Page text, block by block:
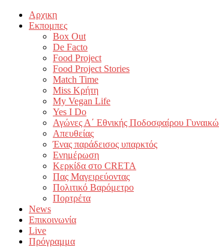
Αρχικη
Εκπομπες
Box Out
De Facto
Food Project
Food Project Stories
Match Time
Miss Κρήτη
My Vegan Life
Yes I Do
Αγώνες Α΄ Εθνικής Ποδοσφαίρου
Απευθείας
Ένας παράδεισος υπαρκτός
Ενημέρωση
Κερκίδα στο CRETA
Πας Μαγειρεύοντας
Πολιτικό Βαρόμετρο
Πορτρέτα
News
Επικοινωνία
Live
Πρόγραμμα